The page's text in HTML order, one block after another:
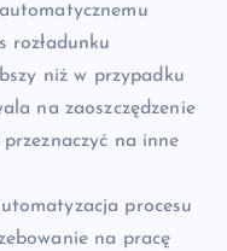
rozładunku
niż w przypadku
na zaoszczędzenie
na inne
procesu
na pracę